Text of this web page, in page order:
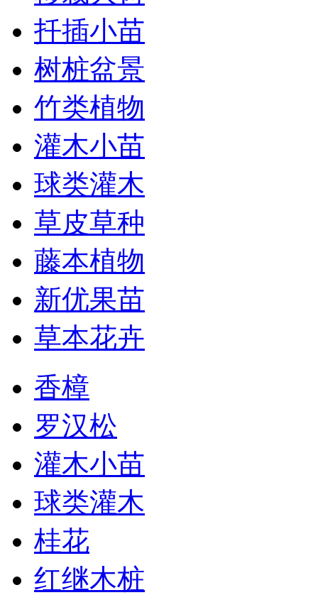
扦插小苗
树桩盆景
竹类植物
灌木小苗
球类灌木
草皮草种
藤本植物
新优果苗
草本花卉
香樟
罗汉松
灌木小苗
球类灌木
桂花
红继木桩